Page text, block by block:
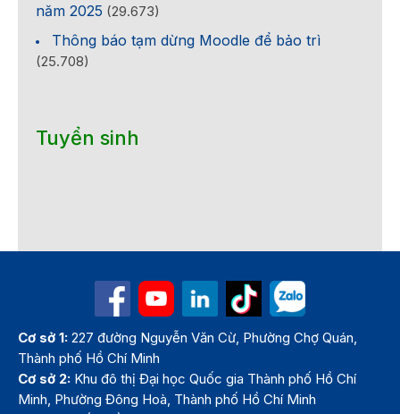
năm 2025 (29.673)
Thông báo tạm dừng Moodle để bảo trì
(25.708)
Tuyển sinh
Cơ sở 1: 227 đường Nguyễn Văn Cừ, Phường Chợ Quán,
Thành phố Hồ Chí Minh
Cơ sở 2: Khu đô thị Đại học Quốc gia Thành phố Hồ Chí
Minh, Phường Đông Hoà, Thành phố Hồ Chí Minh